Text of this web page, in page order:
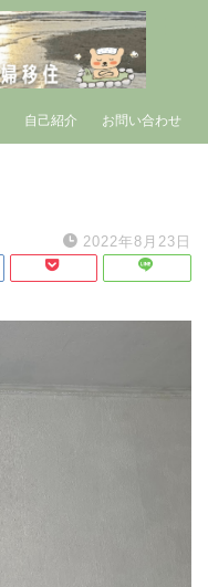
自己紹介 お問い合わせ
2022年8月23日